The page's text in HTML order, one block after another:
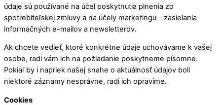
údaje sú používané na účel poskytnutia plnenia zo
spotrebiteľskej zmluvy a na účely marketingu – zasielania
informačných e-mailov a newsletterov.
Ak chcete vedieť, ktoré konkrétne údaje uchovávame k vašej
osobe, radi vám ich na požiadanie poskytneme písomne.
Pokiaľ by i napriek našej snahe o aktuálnosť údajov boli
niektoré záznamy nesprávne, radi ich opravíme.
Cookies